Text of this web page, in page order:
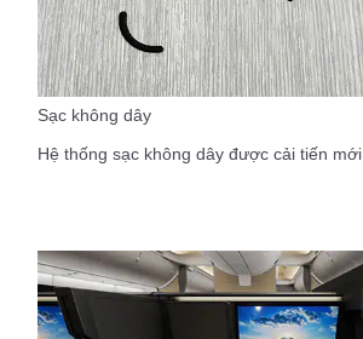
Sạc không dây
Hệ thống sạc không dây được cải tiến mới